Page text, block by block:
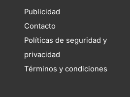
Publicidad
Contacto
Políticas de seguridad y
privacidad
Términos y condiciones